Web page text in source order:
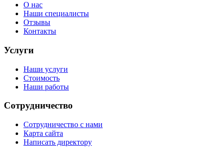
О нас
Наши специалисты
Отзывы
Контакты
Услуги
Наши услуги
Стоимость
Наши работы
Сотрудничество
Сотрудничество с нами
Карта сайта
Написать директору